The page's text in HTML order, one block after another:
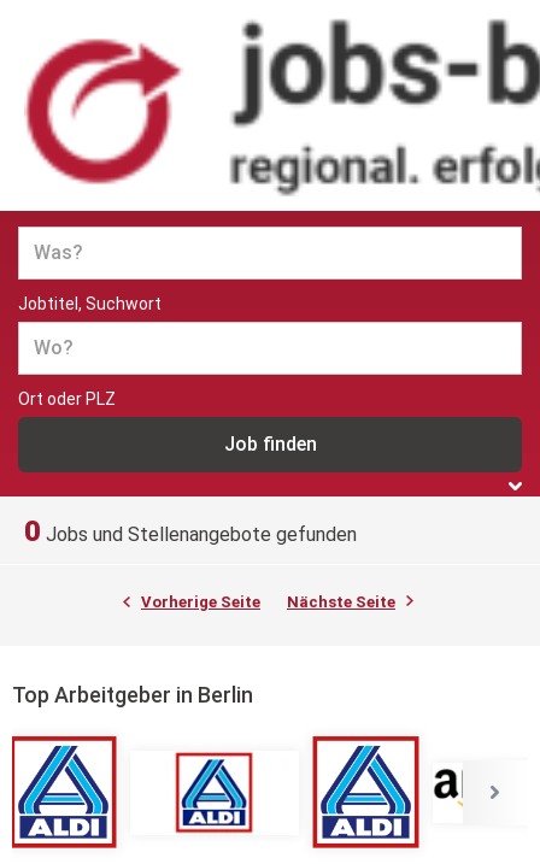
Jobs und Stellenangebote in
Berlin
Jobtitel, Suchwort
Ort oder PLZ
0 Jobs und Stellenangebote gefunden
Vorherige Seite Nächste Seite
Top Arbeitgeber in Berlin